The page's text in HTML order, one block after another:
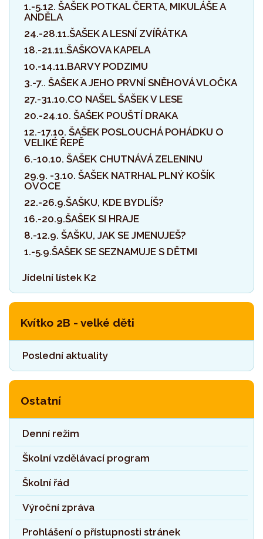
1.-5.12. ŠAŠEK POTKAL ČERTA, MIKULÁŠE A
ANDĚLA
24.-28.11.ŠAŠEK A LESNÍ ZVÍŘÁTKA
18.-21.11.ŠAŠKOVA KAPELA
10.-14.11.BARVY PODZIMU
3.-7.. ŠAŠEK A JEHO PRVNÍ SNĚHOVÁ VLOČKA
27.-31.10.CO NAŠEL ŠAŠEK V LESE
20.-24.10. ŠAŠEK POUŠTÍ DRAKA
12.-17.10. ŠAŠEK POSLOUCHÁ POHÁDKU O
VELIKÉ ŘEPĚ
6.-10.10. ŠAŠEK CHUTNÁVÁ ZELENINU
29.9. -3.10. ŠAŠEK NATRHAL PLNÝ KOŠÍK
OVOCE
22.-26.9.ŠAŠKU, KDE BYDLÍŠ?
16.-20.9.ŠAŠEK SI HRAJE
8.-12.9. ŠAŠKU, JAK SE JMENUJEŠ?
1.-5.9.ŠAŠEK SE SEZNAMUJE S DĚTMI
Jídelní lístek K2
Kvítko 2B - velké děti
Poslední aktuality
Ostatní
Denní režim
Školní vzdělávací program
Školní řád
Výroční zpráva
Prohlášení o přístupnosti stránek